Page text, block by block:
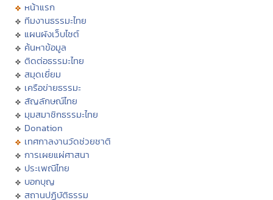
หน้าแรก
ทีมงานธรรมะไทย
แผนผังเว็บไซต์
ค้นหาข้อมูล
ติดต่อธรรมะไทย
สมุดเยี่ยม
เครือข่ายธรรมะ
สัญลักษณ์ไทย
มุมสมาชิกธรรมะไทย
Donation
เทศกาลงานวัดช่วยชาติ
การเผยแผ่ศาสนา
ประเพณีไทย
บอกบุญ
สถานปฏิบัติธรรม